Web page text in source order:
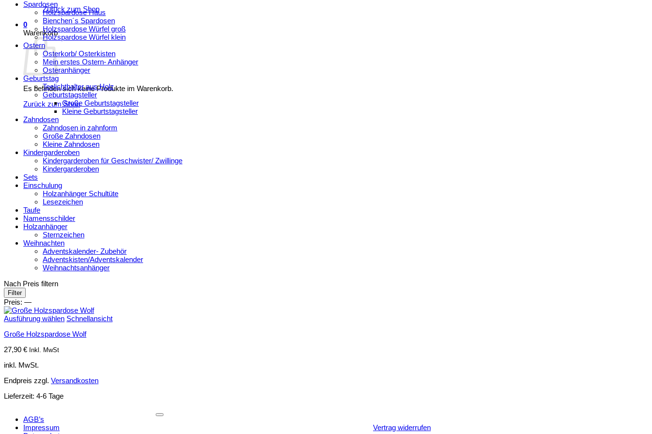
Zurück zum Shop
0
Warenkorb
Es befinden sich keine Produkte im Warenkorb.
Zurück zum Shop
Spardosen
Holzspardose Haus
Bienchen´s Spardosen
Holzspardose Würfel groß
Holzspardose Würfel klein
Ostern
Osterkorb/ Osterkisten
Mein erstes Ostern- Anhänger
Osteranhänger
Geburtstag
Teelichthalter aus Holz
Geburtstagsteller
Große Geburtstagsteller
Kleine Geburtstagsteller
Zahndosen
Zahndosen in zahnform
Große Zahndosen
Kleine Zahndosen
Kindergarderoben
Kindergarderoben für Geschwister/ Zwillinge
Kindergarderoben
Sets
Einschulung
Holzanhänger Schultüte
Lesezeichen
Taufe
Namensschilder
Holzanhänger
Sternzeichen
Weihnachten
Adventskalender- Zubehör
Adventskisten/Adventskalender
Weihnachtsanhänger
Nach Preis filtern
Min.
Preis
Max.
Preis
Filter
Preis: —
Ausführung wählen Schnellansicht
Große Holzspardose Wolf
27,90 € Inkl. MwSt
inkl. MwSt.
Endpreis zzgl. Versandkosten
Lieferzeit: 4-6 Tage
AGB’s
Impressum
Vertrag widerrufen